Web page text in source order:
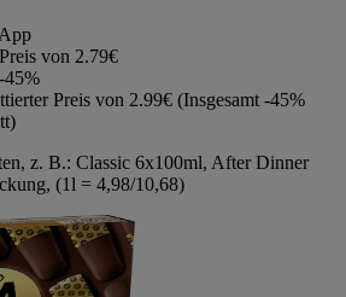
App
von 2.79€
-45%
Preis von 2.99€ (Insgesamt -45%
z. B.: Classic 6x100ml, After Dinner
(1l = 4,98/10,68)